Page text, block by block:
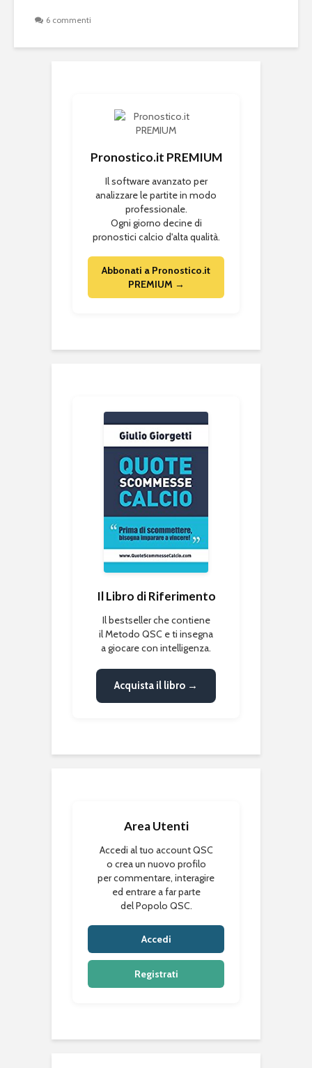
6 commenti
Pronostico.it PREMIUM
Il software avanzato per
analizzare le partite in modo
professionale.
Ogni giorno decine di
pronostici calcio d'alta qualità.
Abbonati a Pronostico.it
PREMIUM →
Il Libro di Riferimento
Il bestseller che contiene
il Metodo QSC e ti insegna
a giocare con intelligenza.
Acquista il libro →
Area Utenti
Accedi al tuo account QSC
o crea un nuovo profilo
per commentare, interagire
ed entrare a far parte
del Popolo QSC.
Accedi
Registrati